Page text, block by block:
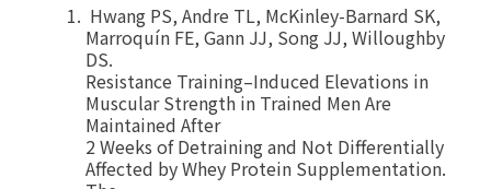
Hwang PS, Andre TL, McKinley-Barnard SK,
Marroquín FE, Gann JJ, Song JJ, Willoughby
DS.
Resistance Training–Induced Elevations in
Muscular Strength in Trained Men Are
Maintained After
2 Weeks of Detraining and Not Differentially
Affected by Whey Protein Supplementation.